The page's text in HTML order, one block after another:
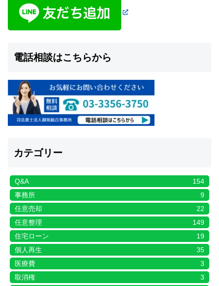
電話相談はこちらから
カテゴリー
Q&A
154
事務所
9
任意売却
22
任意整理
149
住宅ローン
19
個人再生
35
医療費
3
取消権
3